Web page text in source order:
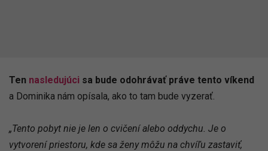
Ten nasledujúci sa bude odohrávať práve tento víkend
a Dominika nám opísala, ako to tam bude vyzerať.
„Tento pobyt nie je len o cvičení alebo oddychu. Je o
vytvorení priestoru, kde sa ženy môžu na chvíľu zastaviť,